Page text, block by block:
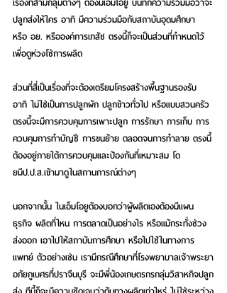
ปลูกส่งให้ใคร อาทิ มีความร่วมมือกับสถาบันอุดมศึกษา
หรือ อย. หรือองค์การเภสัช ตรงนี้ก็จะเป็นส่วนที่กำหนดไว้
เพื่อดูห่วงโซ่การผลิต
ส่วนที่สี่เป็นเรื่องที่จะต้องเตรียมโครงสร้างพื้นฐานรองรับ
อาทิ ไม่ใช่เป็นการปลูกผัก ปลูกข้าวทั่วไป หรือแบบสวนครัว
ตรงนี้จะมีการควบคุมการเพาะปลูก การรักษา การเก็บ การ
ควบคุมการทำบัญชี การขนย้าย ตลอดจนการทำลาย ตรงนี้
ต้องอยู่ภายใต้การควบคุมและป้องกันที่เหมาะสม โด
ยมีป.ป.ส.เข้ามาดูในสถานการณ์ต่างๆ
นอกจากนั้น ในเอ็มโอยูต้องบอกว่าผู้ผลิตเองต้องมีแผน
ธุรกิจ ผลิตที่ไหน การตลาดเป็นอย่างไร หรือแม้กระทั่งช่วง
ส่งออก เอาไปให้สถาบันการศึกษา หรือไปใช้ในทางการ
แพทย์ ตัวอย่างเช่น เรามีกรณีศึกษาที่โรงพยาบาลเจ้าพระยา
อภัยภูเบศรที่ปราจีนบุรี จะมีพี่น้องเกษตรกรกลุ่มวิสาหกิจปลูก